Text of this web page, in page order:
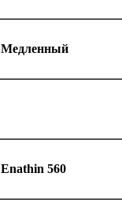
Медленный
Enathin 560